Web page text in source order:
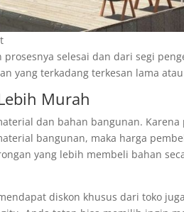
selesai dan dari segi
yang terkadang terkesan lama
Murah
dan bahan bangunan.
bangunan, maka harga
yang lebih membeli bahan
diskon khusus dari toko